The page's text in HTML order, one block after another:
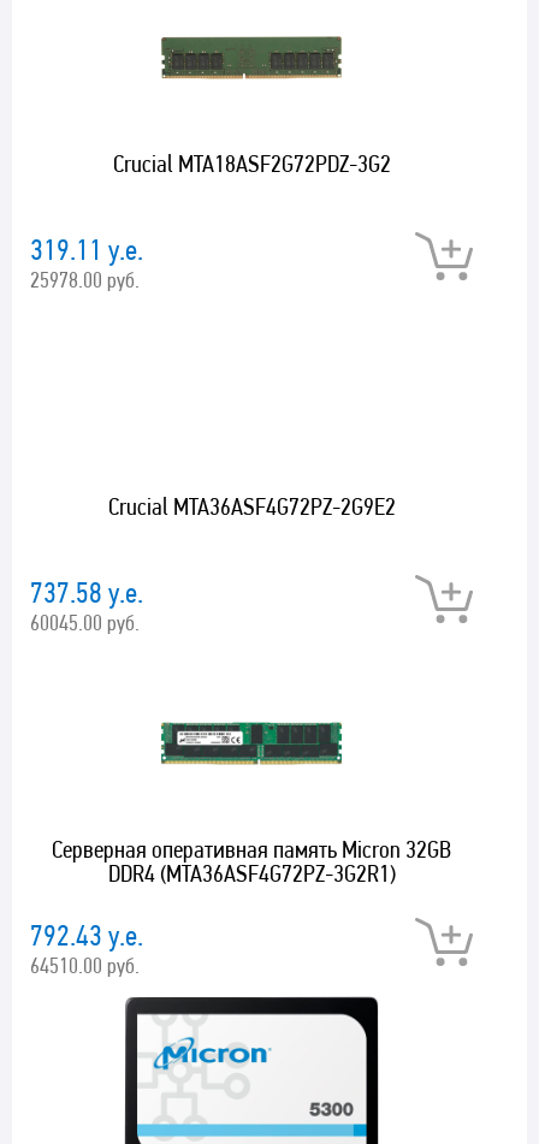
Crucial MTA18ASF2G72PDZ-3G2
319.11 у.е.
25978.00 руб.
Crucial MTA36ASF4G72PZ-2G9E2
737.58 у.е.
60045.00 руб.
Серверная оперативная память Micron 32GB
DDR4 (MTA36ASF4G72PZ-3G2R1)
792.43 у.е.
64510.00 руб.